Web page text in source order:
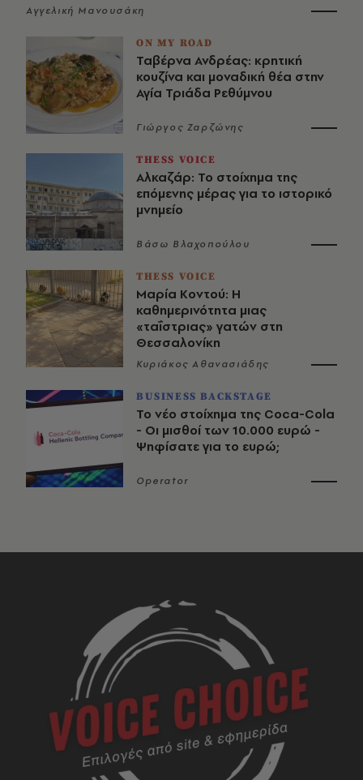
Αγγελική Μανουσάκη
ON MY ROAD
Ταβέρνα Ανδρέας: κρητική
κουζίνα και μοναδική θέα στην
Αγία Τριάδα Ρεθύμνου
Γιώργος Ζαρζώνης
THESS VOICE
Αλκαζάρ: Το στοίχημα της
επόμενης μέρας για το ιστορικό
μνημείο
Βάσω Βλαχοπούλου
THESS VOICE
Μαρία Κοντού: Η
καθημερινότητα μιας
«ταΐστριας» γατών στη
Θεσσαλονίκη
Κυριάκος Αθανασιάδης
BUSINESS BACKSTAGE
Το νέο στοίχημα της Coca-Cola
- Οι μισθοί των 10.000 ευρώ -
Ψηφίσατε για το ευρώ;
Operator